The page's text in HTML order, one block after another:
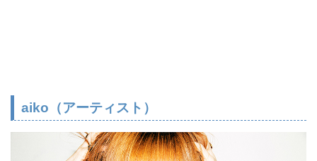
aiko（アーティスト）